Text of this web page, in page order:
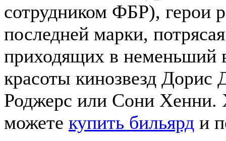
сотрудником ФБР), герои
последней марки,
приходящих в неменьший
красоты кинозвезд
Роджерс или Сони Хенни.
можете купить бильярд и